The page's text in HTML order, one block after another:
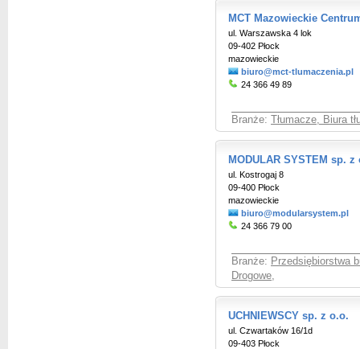
MCT Mazowieckie
ul. Warszawska 4 lok
09-402 Płock
mazowieckie
biuro@mct-tlumaczenia.pl
24 366 49 89
Branże: Tłumacze, Biura
MODULAR SYSTEM sp. z
ul. Kostrogaj 8
09-400 Płock
mazowieckie
biuro@modularsystem.pl
24 366 79 00
Branże: Przedsiębiorstwa
Drogowe,
UCHNIEWSCY sp. z o.o.
ul. Czwartaków 16/1d
09-403 Płock